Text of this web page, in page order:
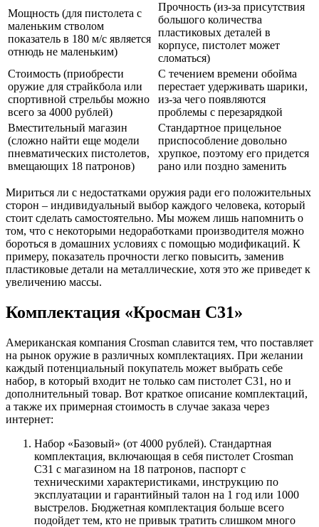
Мощность (для пистолета с
маленьким стволом
показатель в 180 м/с является
отнюдь не маленьким)
Прочность (из-за присутствия
большого количества
пластиковых деталей в
корпусе, пистолет может
сломаться)
Стоимость (приобрести
оружие для страйкбола или
спортивной стрельбы можно
всего за 4000 рублей)
С течением времени обойма
перестает удерживать шарики,
из-за чего появляются
проблемы с перезарядкой
Вместительный магазин
(сложно найти еще модели
пневматических пистолетов,
вмещающих 18 патронов)
Стандартное прицельное
приспособление довольно
хрупкое, поэтому его придется
рано или поздно заменить
Мириться ли с недостатками оружия ради его положительных
сторон – индивидуальный выбор каждого человека, который
стоит сделать самостоятельно. Мы можем лишь напомнить о
том, что с некоторыми недоработками производителя можно
бороться в домашних условиях с помощью модификаций. К
примеру, показатель прочности легко повысить, заменив
пластиковые детали на металлические, хотя это же приведет к
увеличению массы.
Комплектация «Кросман С31»
Американская компания Crosman славится тем, что поставляет
на рынок оружие в различных комплектациях. При желании
каждый потенциальный покупатель может выбрать себе
набор, в который входит не только сам пистолет C31, но и
дополнительный товар. Вот краткое описание комплектаций,
а также их примерная стоимость в случае заказа через
интернет:
Набор «Базовый» (от 4000 рублей). Стандартная
комплектация, включающая в себя пистолет Crosman
C31 с магазином на 18 патронов, паспорт с
техническими характеристиками, инструкцию по
эксплуатации и гарантийный талон на 1 год или 1000
выстрелов. Бюджетная комплектация больше всего
подойдет тем, кто не привык тратить слишком много